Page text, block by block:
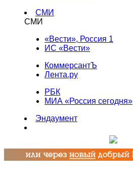
СМИ
СМИ
«Вести», Россия 1
ИС «Вести»
КоммерсантЪ
Лента.ру
РБК
МИА «Россия сегодня»
Эндаумент